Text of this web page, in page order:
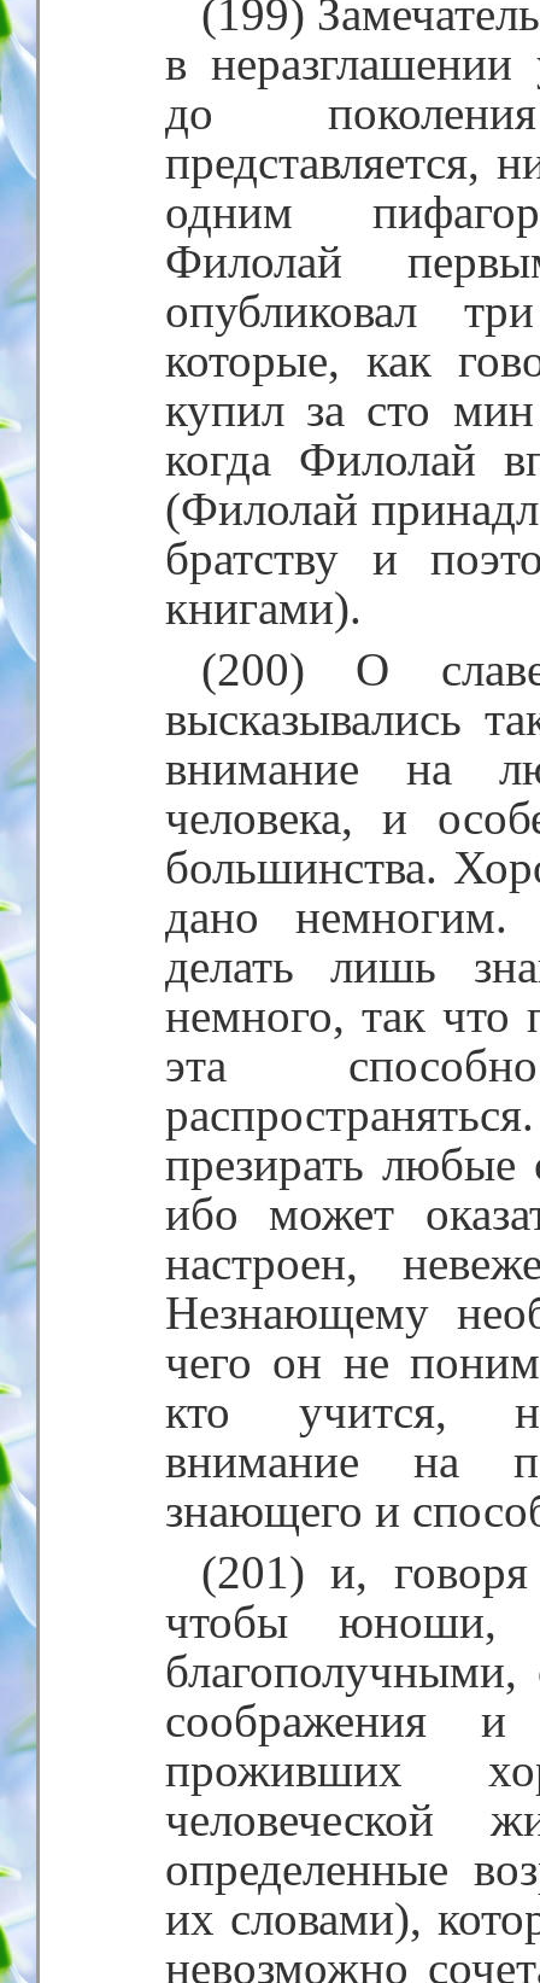
(199)
в неразглашении
до
представляется,
одним
Филолай
опубликовал
которые, как
купил за сто
когда Филолай
(Филолай
братству и
книгами).
(200) О
высказывались
внимание на
человека, и
большинства.
дано
делать лишь
немного, так что
эта
презирать
ибо может
настроен,
Незнающему
чего он не
кто учится,
внимание на
знающего и
(201) и,
чтобы юноши,
соображения
проживших
человеческой
определенные
их словами),
невозможно